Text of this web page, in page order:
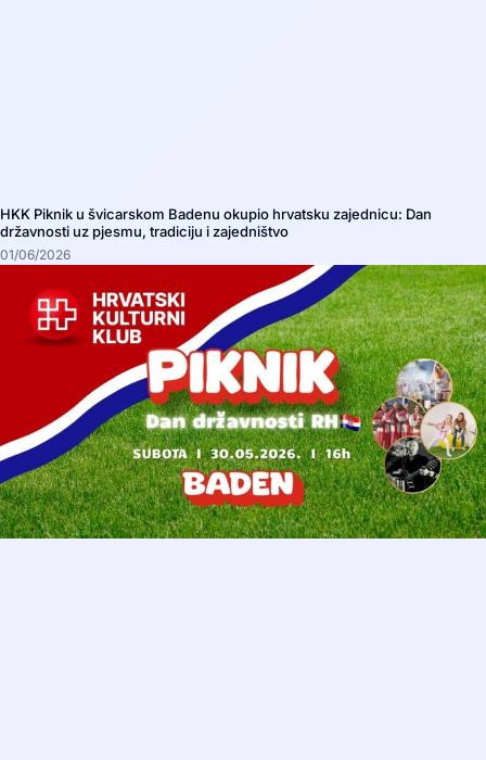
HKK Piknik u švicarskom Badenu okupio hrvatsku zajednicu: Dan
državnosti uz pjesmu, tradiciju i zajedništvo
01/06/2026